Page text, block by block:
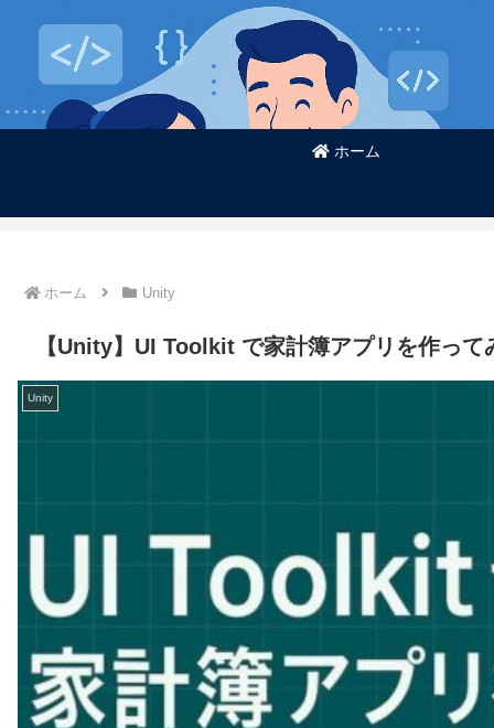
ホーム
ホーム Unity
【Unity】UI Toolkit で家計簿アプリを作っ
Unity